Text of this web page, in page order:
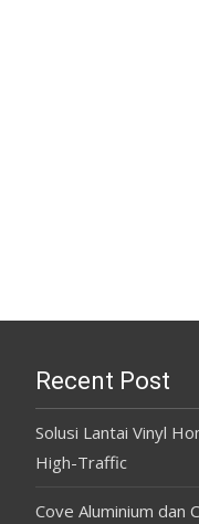
Recent Post
Solusi Lantai Vinyl
High-Traffic
Cove Aluminium dan